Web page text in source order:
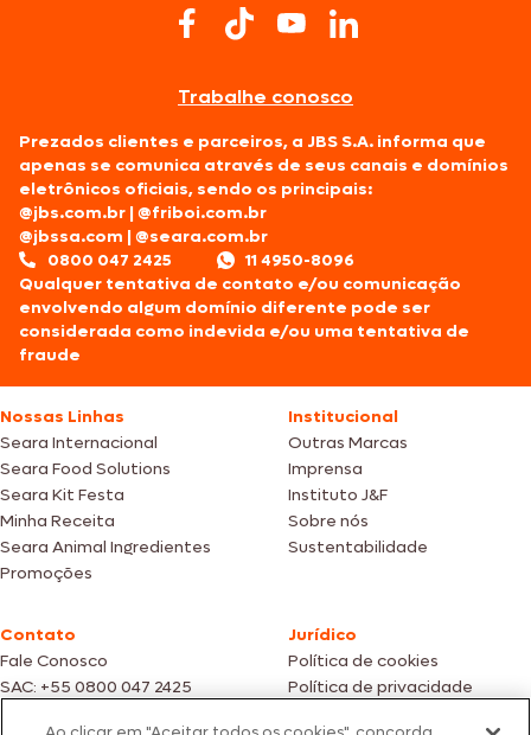
Trabalhe conosco
Prezados clientes e parceiros, a JBS S.A. informa que
apenas se comunica através de seus canais e domínios
eletrônicos oficiais, sendo os principais:
@jbs.com.br |@friboi.com.br
@jbssa.com |@seara.com.br
0800 047 2425
11 4950-8096
Qualquer tentativa de contato e/ou comunicação
envolvendo algum domínio diferente pode ser
considerada como indevida e/ou uma tentativa de
fraude
Nossas Linhas
Seara Internacional
Seara Food Solutions
Seara Kit Festa
Minha Receita
Seara Animal Ingredientes
Promoções
Institucional
Outras Marcas
Imprensa
Instituto J&F
Sobre nós
Sustentabilidade
Contato
Fale Conosco
SAC: +55 0800 047 2425
Jurídico
Política de cookies
Política de privacidade